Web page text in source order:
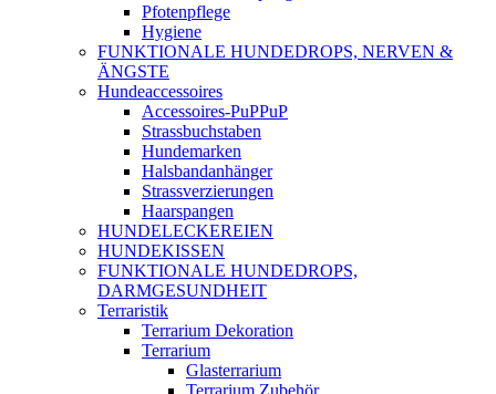
Pfotenpflege
Hygiene
FUNKTIONALE HUNDEDROPS, NERVEN &
ÄNGSTE
Hundeaccessoires
Accessoires-PuPPuP
Strassbuchstaben
Hundemarken
Halsbandanhänger
Strassverzierungen
Haarspangen
HUNDELECKEREIEN
HUNDEKISSEN
FUNKTIONALE HUNDEDROPS,
DARMGESUNDHEIT
Terraristik
Terrarium Dekoration
Terrarium
Glasterrarium
Terrarium Zubehör